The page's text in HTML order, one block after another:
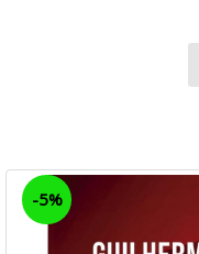
-5%